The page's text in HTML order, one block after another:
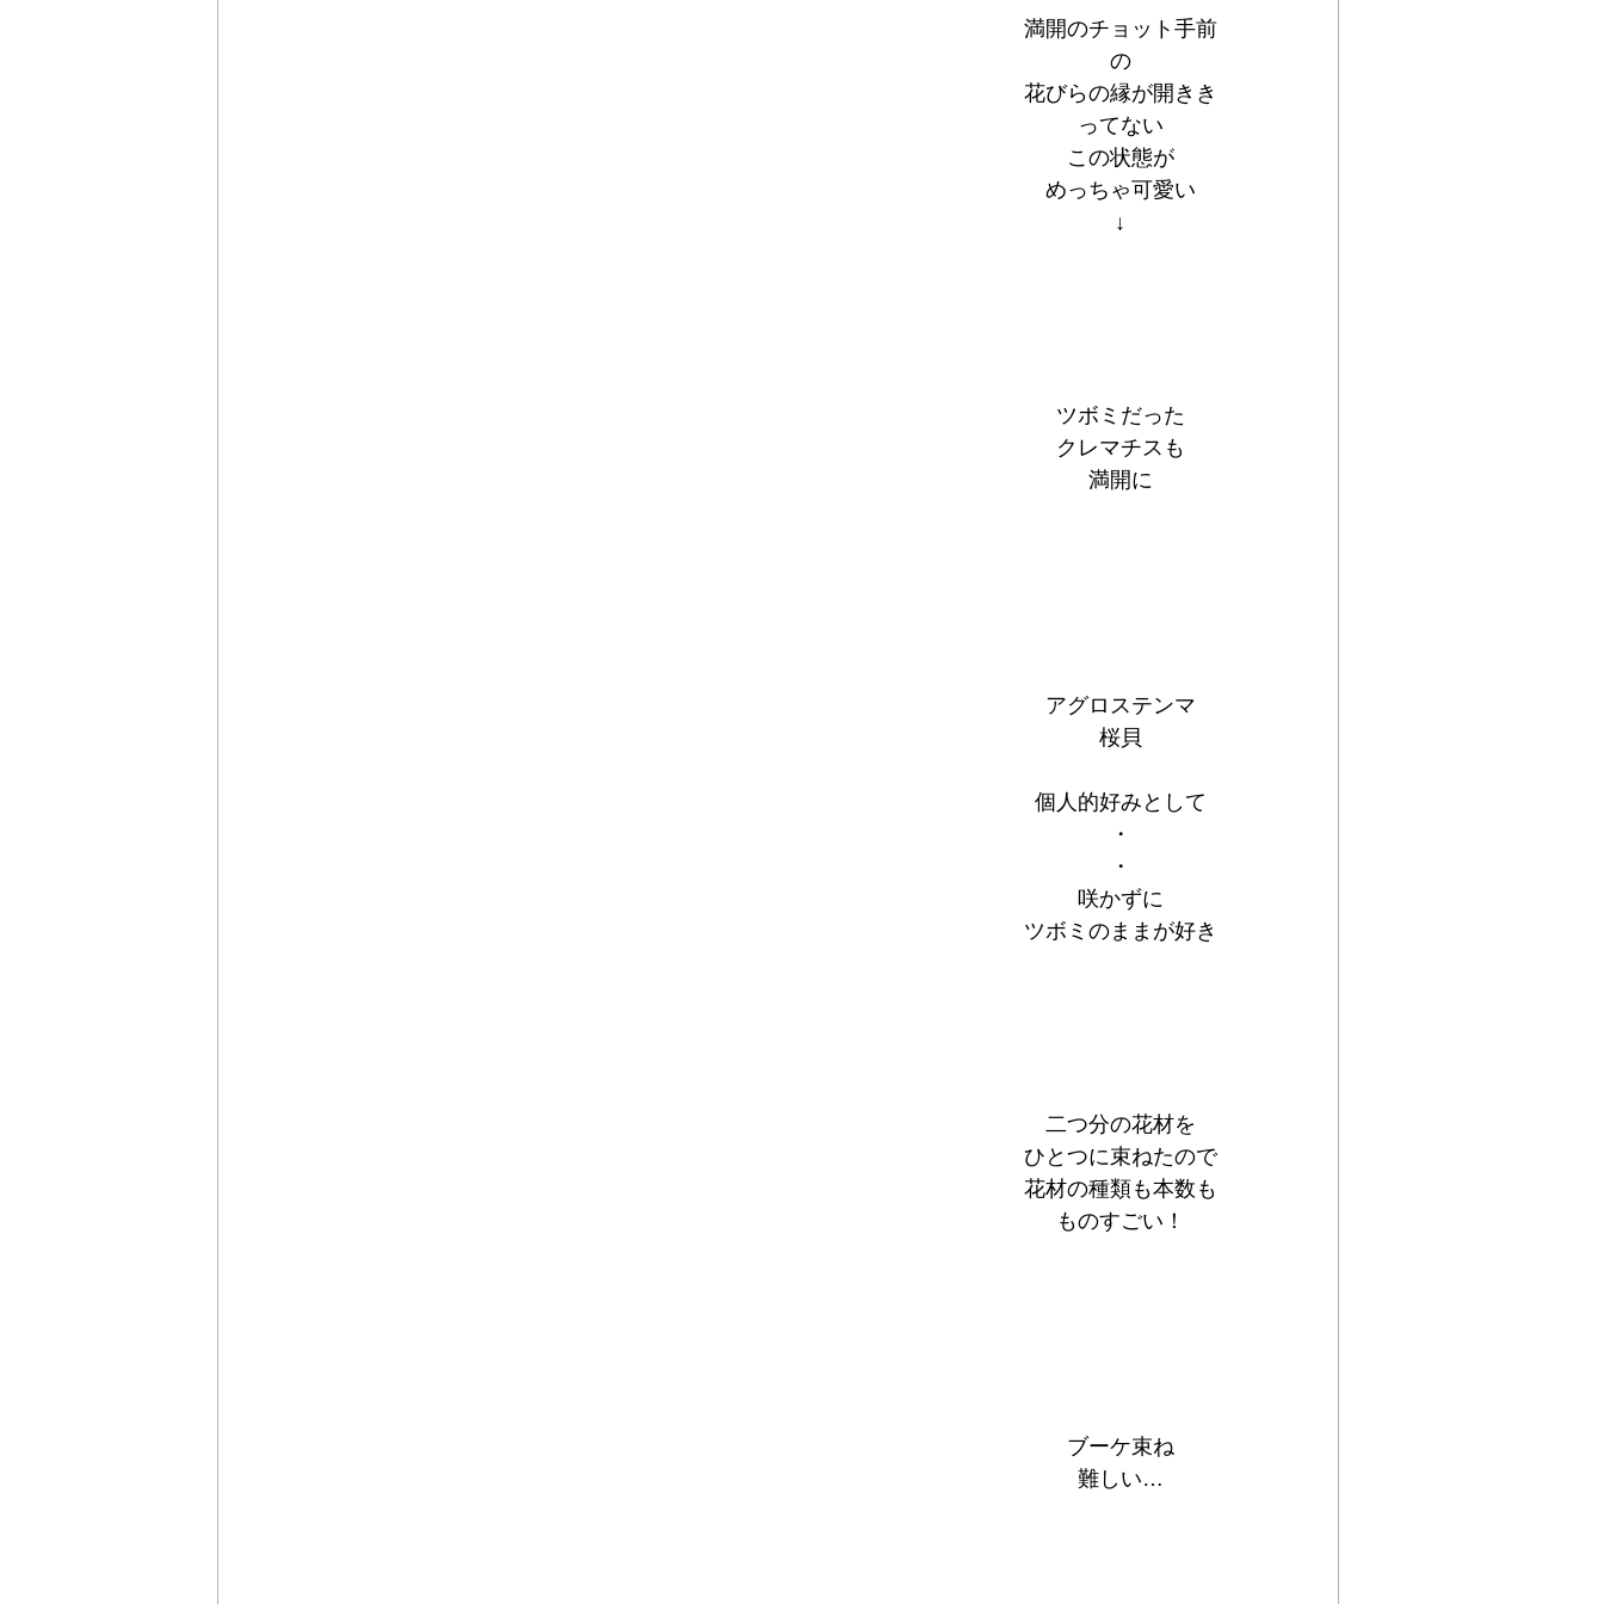
満開のチョット手前
の
花びらの縁が開きき
ってない
この状態が
めっちゃ可愛い
↓
ツボミだった
クレマチスも
満開に
アグロステンマ
桜貝
個人的好みとして
・
・
咲かずに
ツボミのままが好き
二つ分の花材を
ひとつに束ねたので
花材の種類も本数も
ものすごい！
ブーケ束ね
難しい…